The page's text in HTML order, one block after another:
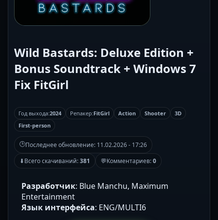
Wild Bastards: Deluxe Edition +
Bonus Soundtrack + Windows 7
Fix FitGirl
Год выхода:2024 Репакер:FitGirl Action Shooter
3D
First-person
🕒Последнее обновление: 11.02.2026 - 17:26
⬇Всего скачиваний:381 💬Комментариев:0
Разработчик: Blue Manchu, Maximum
Entertainment
Язык интерфейса: ENG/MULTI6